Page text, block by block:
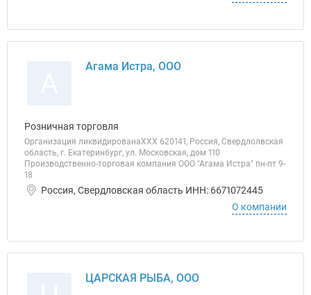
Агама Истра, ООО
Розничная торговля
Организация ликвидированаХХХ 620141, Россия, Свердлолвская
область, г. Екатеринбург, ул. Московская, дом 110
Производственно-торговая компания ООО "Агама Истра" пн-пт 9-
18
Россия, Свердловская область ИНН: 6671072445
О компании
ЦАРСКАЯ РЫБА, ООО